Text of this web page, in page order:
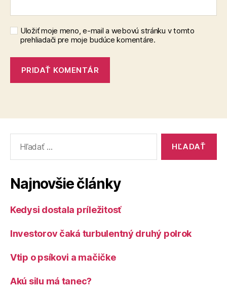
Uložiť moje meno, e-mail a webovú stránku v tomto
prehliadači pre moje budúce komentáre.
Najnovšie články
Kedysi dostala príležitosť
Investorov čaká turbulentný druhý polrok
Vtip o psíkovi a mačičke
Akú silu má tanec?